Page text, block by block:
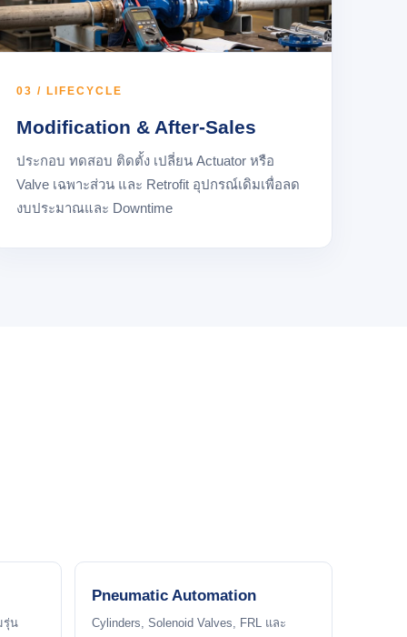
03 / LIFECYCLE
Modification & After-Sales
ประกอบ ทดสอบ ติดตั้ง เปลี่ยน Actuator หรือ
Valve เฉพาะส่วน และ Retrofit อุปกรณ์เดิมเพื่อลด
งบประมาณและ Downtime
รุ่น
Pneumatic Automation
Cylinders, Solenoid Valves, FRL และ